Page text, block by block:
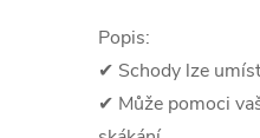
Popis:
✔ Schody lze
✔ Může pomoci